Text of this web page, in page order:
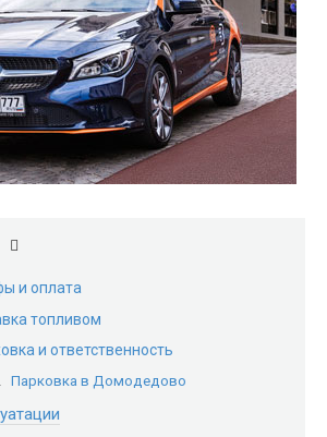
и оплата
топливом
и ответственность
Парковка в Домодедово